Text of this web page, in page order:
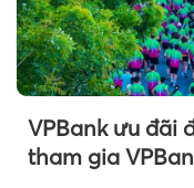
VPBank ưu đãi
tham gia